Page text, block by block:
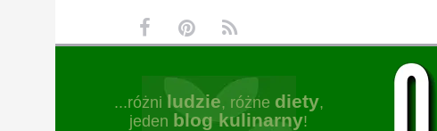
...różni ludzie, różne diety,
jeden blog kulinarny!